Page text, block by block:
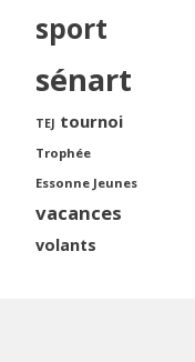
sport
sénart
TEJ tournoi
Trophée
Essonne Jeunes
vacances
volants